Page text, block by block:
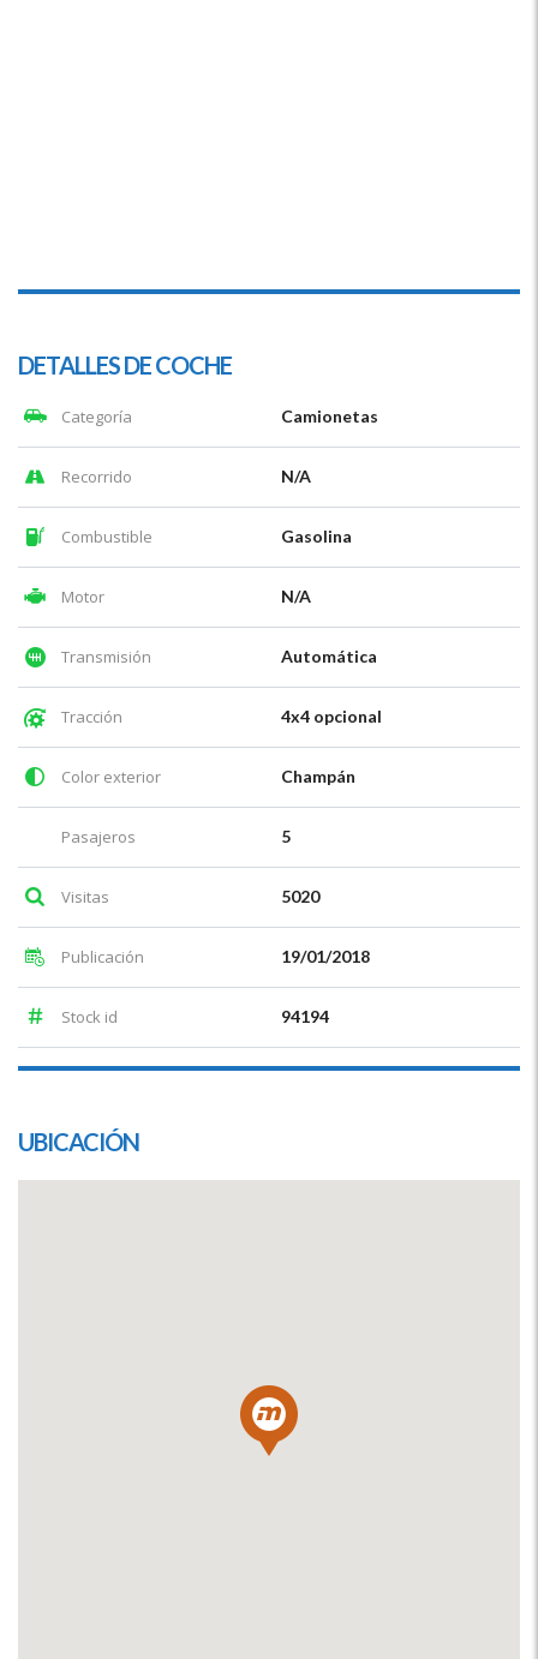
DETALLES DE COCHE
Categoría Camionetas
Recorrido N/A
Combustible Gasolina
Motor N/A
Transmisión Automática
Tracción 4x4 opcional
Color exterior Champán
Pasajeros 5
Visitas 5020
Publicación 19/01/2018
Stock id 94194
UBICACIÓN